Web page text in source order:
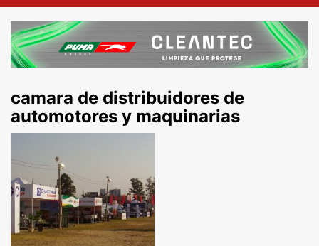
camara de distribuidores de
automotores y maquinarias